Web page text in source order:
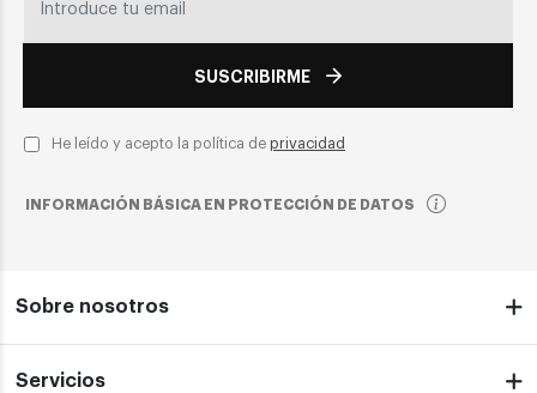
SUSCRIBIRME
He leído y acepto la política de privacidad
INFORMACIÓN BÁSICA EN PROTECCIÓN DE DATOS
Sobre nosotros
Servicios